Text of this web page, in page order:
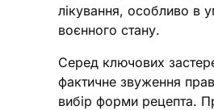
лікування, особливо в
воєнного стану.
Серед ключових
фактичне звуження
вибір форми рецепта.